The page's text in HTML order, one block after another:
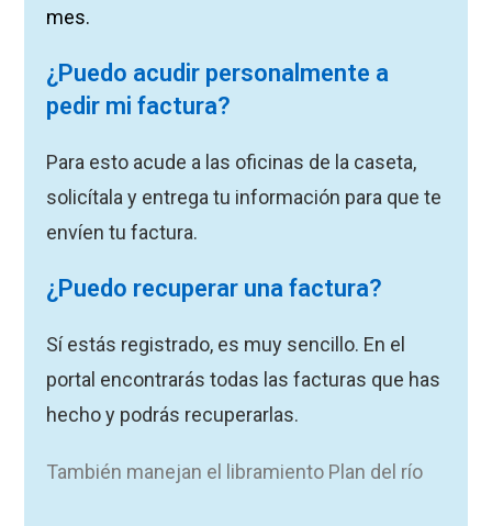
mes.
¿Puedo acudir personalmente a
pedir mi factura?
Para esto acude a las oficinas de la caseta,
solicítala y entrega tu información para que te
envíen tu factura.
¿Puedo recuperar una factura?
Sí estás registrado, es muy sencillo. En el
portal encontrarás todas las facturas que has
hecho y podrás recuperarlas.
También manejan el libramiento Plan del río